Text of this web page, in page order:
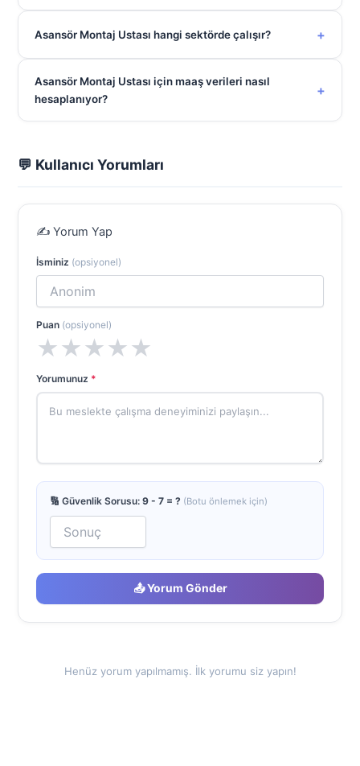
Asansör Montaj Ustası hangi sektörde çalışır? +
Asansör Montaj Ustası için maaş verileri nasıl
hesaplanıyor?
+
💬 Kullanıcı Yorumları
✍️ Yorum Yap
İsminiz (opsiyonel)
Puan (opsiyonel)
★★★★★
Yorumunuz *
🔢 Güvenlik Sorusu: 9 - 7 = ? (Botu önlemek için)
📤 Yorum Gönder
Henüz yorum yapılmamış. İlk yorumu siz yapın!